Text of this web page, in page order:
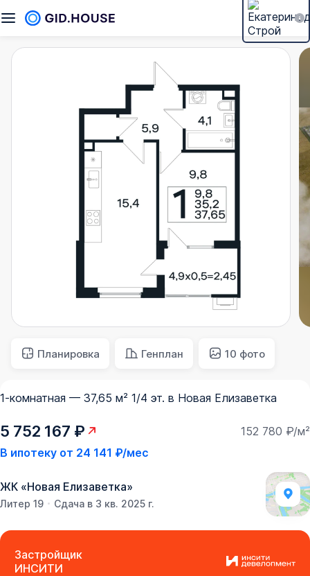
Планировка Генплан 10 фото
1-комнатная — 37,65 м² 1/4 эт. в Новая Елизаветка
5 752 167 ₽
152 780 ₽/м²
В ипотеку от 24 141 ₽/мес
ЖК «Новая Елизаветка»
Литер 19 Сдача в 3 кв. 2025 г.
Застройщик
ИНСИТИ